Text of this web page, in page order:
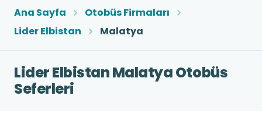
Ana Sayfa
Otobüs Firmaları
Lider Elbistan
Malatya
Lider Elbistan Malatya Otobüs
Seferleri